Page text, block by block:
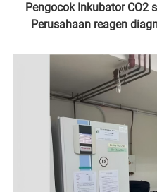
Pengocok Inkubator CO2
Perusahaan reagen